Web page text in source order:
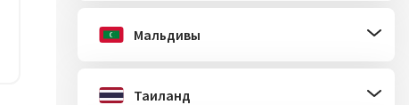
Мальдивы
Таиланд